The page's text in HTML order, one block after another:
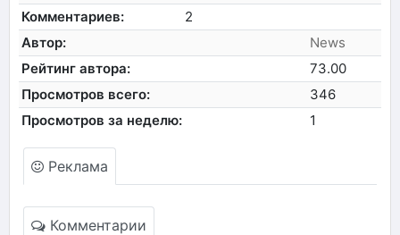
Комментариев:
2
Автор:
News
Рейтинг автора:
73.00
Просмотров всего:
346
Просмотров за неделю:
1
Реклама
Комментарии